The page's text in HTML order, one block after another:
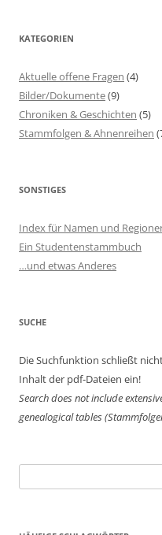
KATEGORIEN
Aktuelle offene Fragen (4)
Bilder/Dokumente(9)
Chroniken & Geschichten (5)
Stammfolgen & Ahnenreihen
SONSTIGES
Index für Namen und
Ein Studentenstammbuch
…und etwas Anderes
SUCHE
Die Suchfunktion schließt
Inhalt der pdf-Dateien ein!
Search does not include
genealogical tables
nach: